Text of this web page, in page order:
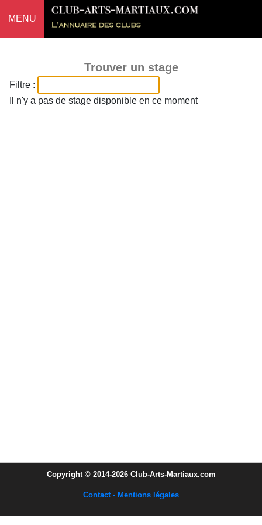
MENU
Trouver un stage
Filtre :
Il n'y a pas de stage disponible en ce moment
Copyright © 2014-2026 Club-Arts-Martiaux.com
Contact - Mentions légales